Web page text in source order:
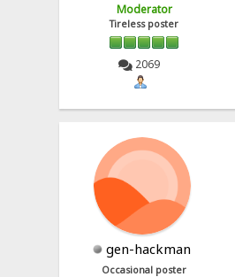
Moderator
Tireless poster
2069
gen-hackman
Occasional poster